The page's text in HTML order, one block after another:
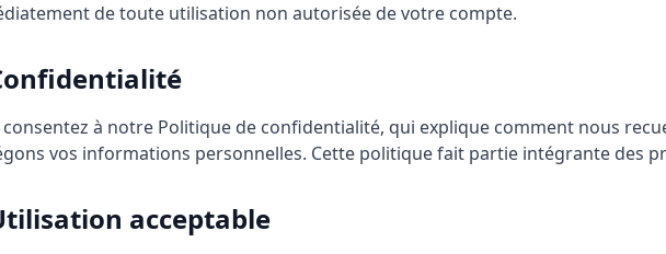
de toute utilisation non autorisée de votre compte.
consentez à notre Politique de confidentialité, qui explique comment nous
vos informations personnelles. Cette politique fait partie intégrante des
acceptable